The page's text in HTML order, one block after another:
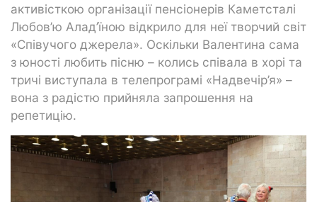
активісткою організації пенсіонерів Каметсталі
Любов’ю Алад’їною відкрило для неї творчий світ
«Співучого джерела». Оскільки Валентина сама
з юності любить пісню – колись співала в хорі та
тричі виступала в телепрограмі «Надвечір’я» –
вона з радістю прийняла запрошення на
репетицію.